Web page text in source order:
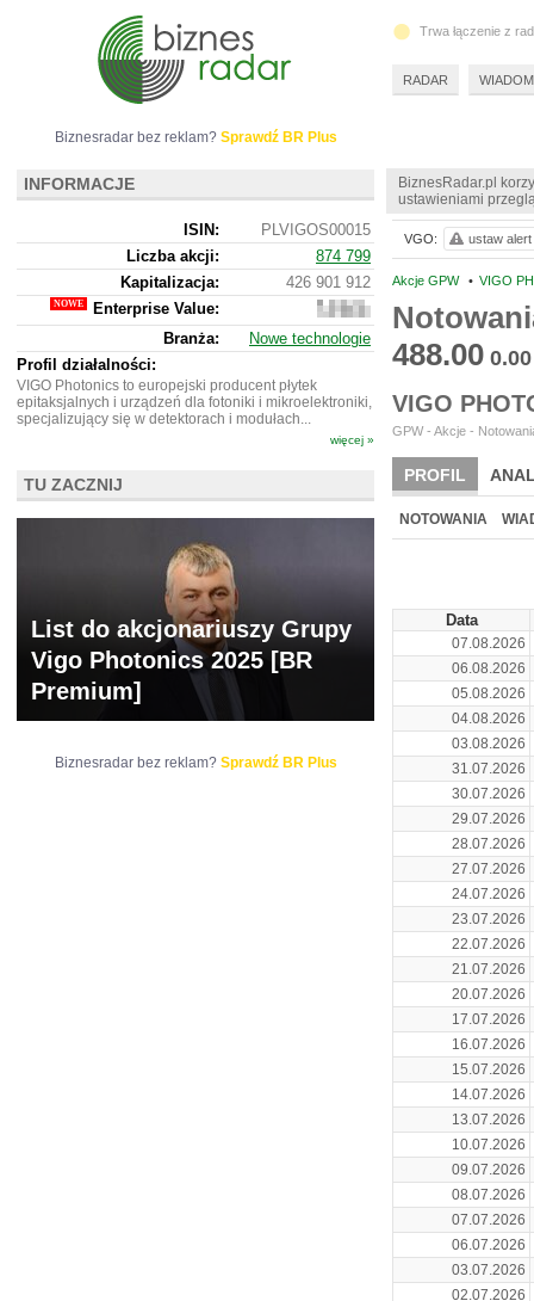
BiznesRadar.pl
ustawieniami
Akcje GPW • VIGO
488.00 0.00
VIGO
GPW - Akcje -
PROFIL
WYCENA BR
NOTOWANIA
Data
07.08.2026
06.08.2026
05.08.2026
04.08.2026
03.08.2026
31.07.2026
30.07.2026
29.07.2026
28.07.2026
27.07.2026
24.07.2026
23.07.2026
22.07.2026
21.07.2026
20.07.2026
17.07.2026
16.07.2026
15.07.2026
14.07.2026
13.07.2026
10.07.2026
09.07.2026
08.07.2026
07.07.2026
06.07.2026
03.07.2026
02.07.2026
VGO: ustaw alert
Biznesradar bez reklam? Sprawdź BR Plus
INFORMACJE
ISIN:
PLVIGOS00015
Liczba akcji:
874 799
Kapitalizacja:
426 901 912
Enterprise Value:
468
408
912
Branża:
Nowe technologie
Profil działalności:
VIGO Photonics to europejski producent płytek
epitaksjalnych i urządzeń dla fotoniki i mikroelektroniki,
specjalizujący się w detektorach i modułach...
więcej »
TU ZACZNIJ
List do akcjonariuszy Grupy
Vigo Photonics 2025 [BR
Premium]
Biznesradar bez reklam? Sprawdź BR Plus
Trwa łączenie z
RADAR